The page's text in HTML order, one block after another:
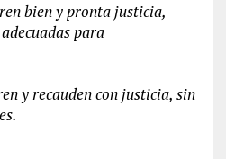
bien y pronta justicia,
para
y recauden con justicia, sin